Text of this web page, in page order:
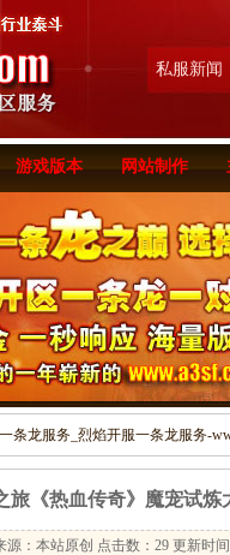
私服新闻
游戏版本 网站制作
条龙服务_烈焰开服一条龙服务-
旅《热血传奇》魔宠试炼
源：本站原创 点击数： 29 更新时